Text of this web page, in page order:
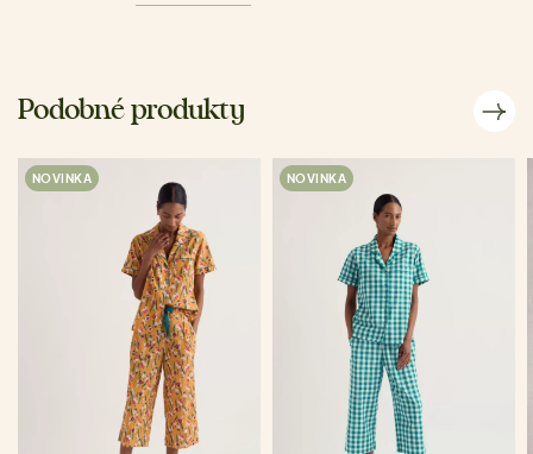
Podobné produkty
NOVINKA NOVINKA